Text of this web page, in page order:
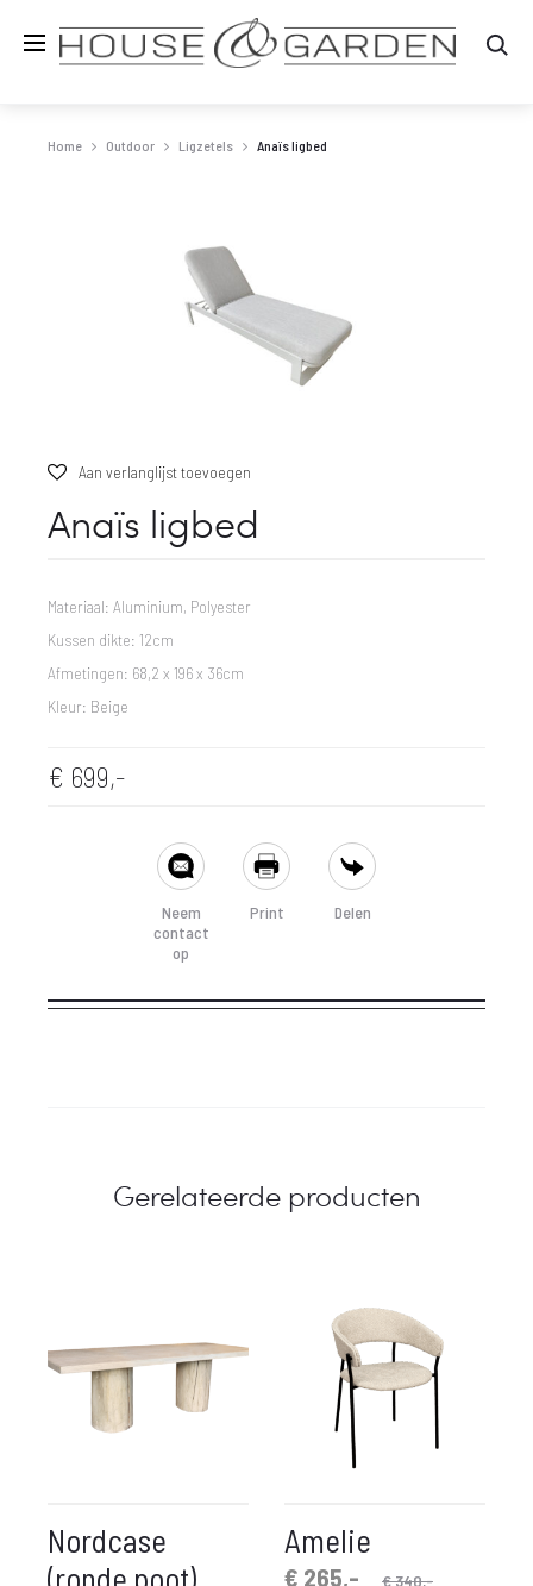
Home Outdoor Ligzetels Anaïs ligbed
Aan verlanglijst toevoegen
Anaïs ligbed
Materiaal: Aluminium, Polyester
Kussen dikte: 12cm
Afmetingen: 68,2 x 196 x 36cm
Kleur: Beige
€ 699,-
Neem
contact
op
Print Delen
Gerelateerde producten
Nordcase
(ronde poot)
Amelie
€340,-
Oorspronkelijke
€ 265,-
Huidige